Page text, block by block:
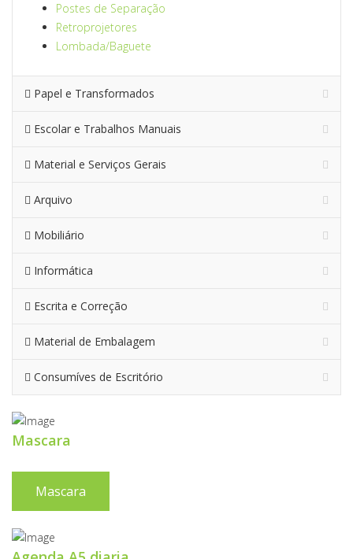
Postes de Separação
Retroprojetores
Lombada/Baguete
Papel e Transformados
Escolar e Trabalhos Manuais
Material e Serviços Gerais
Arquivo
Mobiliário
Informática
Escrita e Correção
Material de Embalagem
Consumíves de Escritório
Mascara
Mascara